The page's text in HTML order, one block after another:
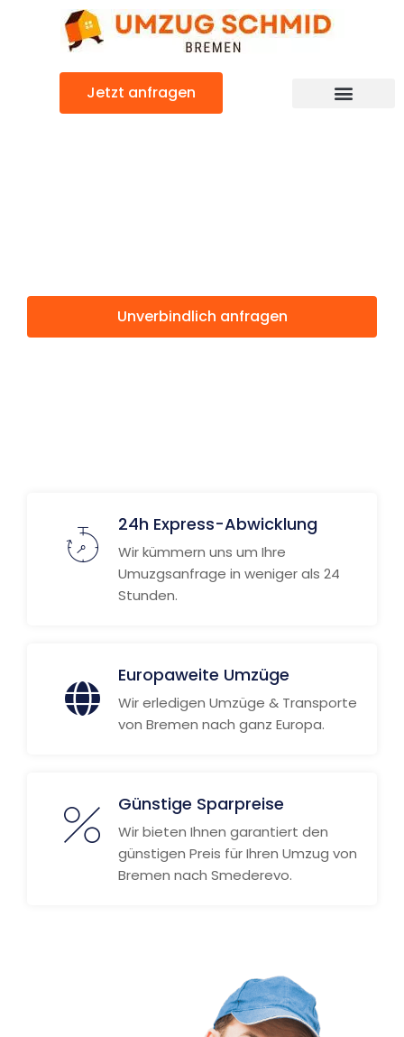
Jetzt anfragen
Unverbindlich anfragen
24h Express-Abwicklung
Wir kümmern uns um Ihre
Umuzgsanfrage in weniger als 24
Stunden.
Europaweite Umzüge
Wir erledigen Umzüge & Transporte
von Bremen nach ganz Europa.
Günstige Sparpreise
Wir bieten Ihnen garantiert den
günstigen Preis für Ihren Umzug von
Bremen nach Smederevo.